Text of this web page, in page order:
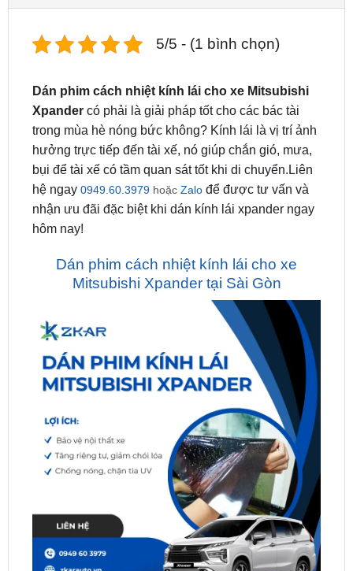
Dán phim cách nhiệt kính lái cho xe Mitsubishi
trong mùa hè nóng bức không? Kính lái là vị trí ảnh
hưởng trực tiếp đến tài xế, nó giúp chắn gió, mưa,
bụi để tài xế có tầm quan sát tốt khi di chuyển.Liên
hệ ngay0949.60.3979hoặc Zalođể được tư vấn và
nhận ưu đãi đặc biệt khi dán kính lái xpander ngay
hôm nay!
Dán phim cách nhiệt kính lái cho xe
Dán phim cách nhiệt kính lái cho xe mitsubishi xpander